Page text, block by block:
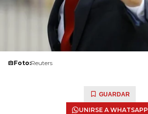
Foto:Reuters
GUARDAR
UNIRSE A WHATSAPP